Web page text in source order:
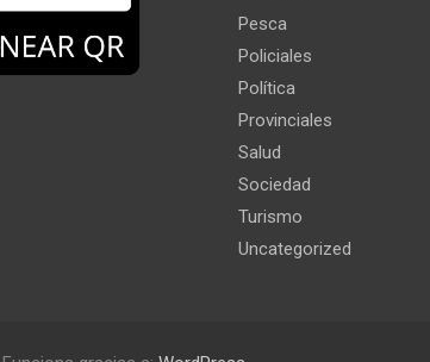
Pesca
Policiales
Política
Provinciales
Salud
Sociedad
Turismo
Uncategorized